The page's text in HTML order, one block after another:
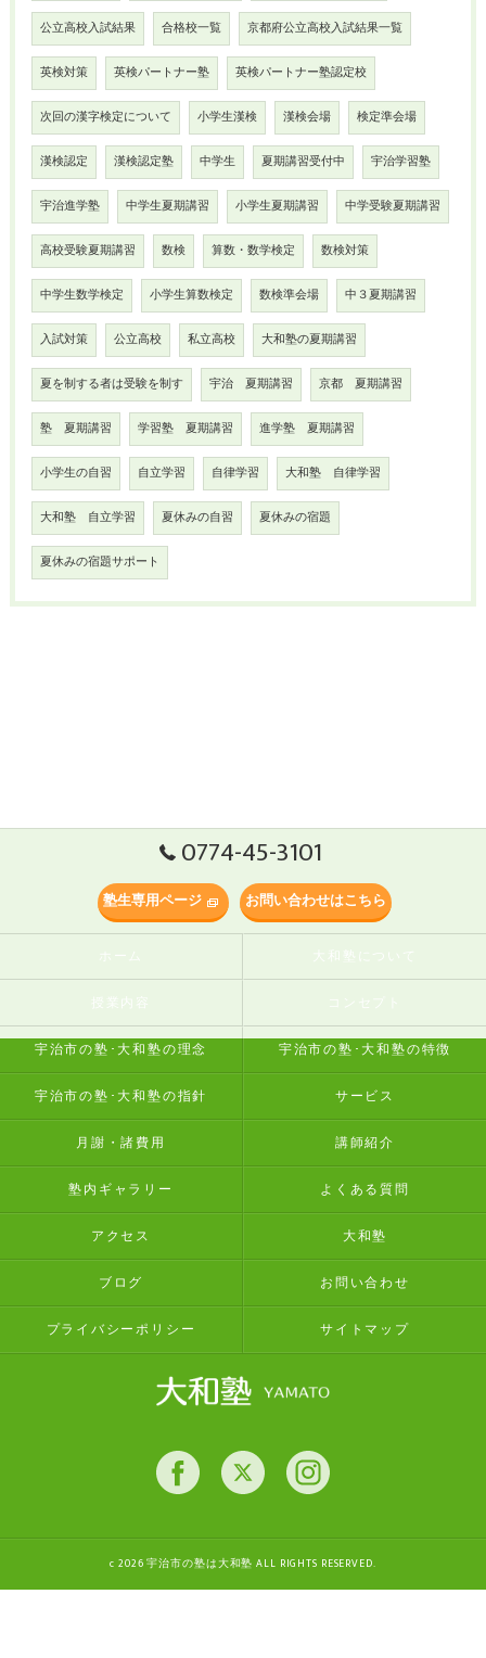
公立高校入試結果 合格校一覧 京都府公立高校入試結果一覧
英検対策 英検パートナー塾 英検パートナー塾認定校
次回の漢字検定について 小学生漢検 漢検会場 検定準会場
漢検認定 漢検認定塾 中学生 夏期講習受付中 宇治学習塾
宇治進学塾 中学生夏期講習 小学生夏期講習 中学受験夏期講習
高校受験夏期講習 数検 算数・数学検定 数検対策
中学生数学検定 小学生算数検定 数検準会場 中３夏期講習
入試対策 公立高校 私立高校 大和塾の夏期講習
夏を制する者は受験を制す 宇治 夏期講習 京都 夏期講習
塾 夏期講習 学習塾 夏期講習 進学塾 夏期講習
小学生の自習 自立学習 自律学習 大和塾 自律学習
大和塾 自立学習 夏休みの自習 夏休みの宿題
夏休みの宿題サポート
0774-45-3101
塾生専用ページ お問い合わせはこちら
ホーム 大和塾について
授業内容 コンセプト
宇治市の塾･大和塾の理念 宇治市の塾･大和塾の特徴
宇治市の塾･大和塾の指針 サービス
月謝・諸費用 講師紹介
塾内ギャラリー よくある質問
アクセス 大和塾
ブログ お問い合わせ
プライバシーポリシー サイトマップ
c 2026 宇治市の塾は大和塾 ALL RIGHTS RESERVED.